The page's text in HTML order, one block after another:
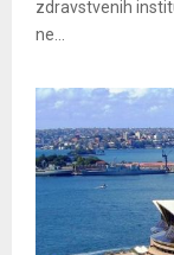
zdravstvenih
ne...